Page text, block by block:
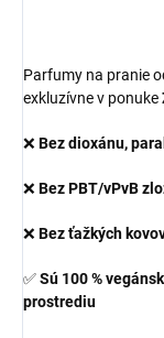
Parfumy na pranie
exkluzívne v ponuke
❌ Bez dioxánu,
❌ Bez PBT/vPvB
❌ Bez ťažkých
✅Sú 100 %
prostrediu